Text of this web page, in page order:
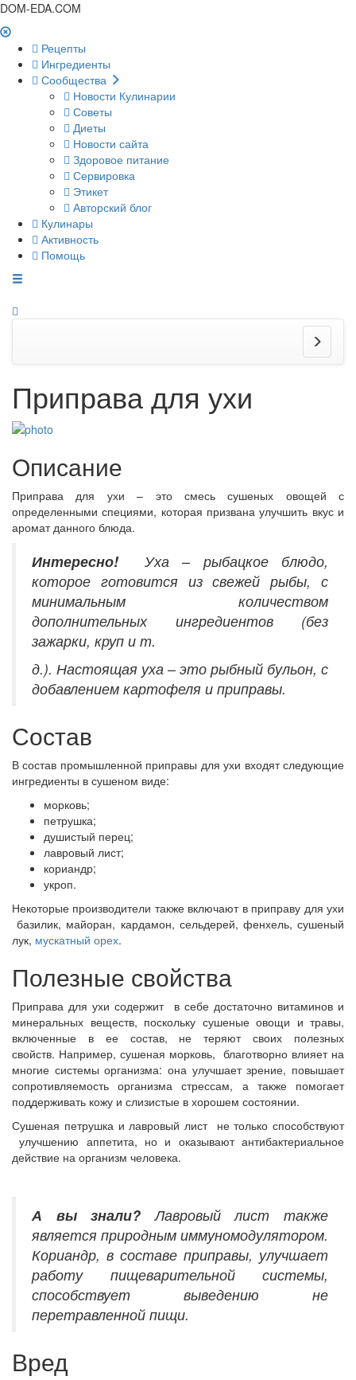
DOM-EDA.COM
Рецепты
Ингредиенты
Сообщества
Новости Кулинарии
Советы
Диеты
Новости сайта
Здоровое питание
Сервировка
Этикет
Авторский блог
Кулинары
Активность
Помощь
Приправа для ухи
Описание
Приправа для ухи – это смесь сушеных овощей с
определенными специями, которая призвана улучшить вкус и
аромат данного блюда.
Интересно!Уха – рыбацкое блюдо,
которое готовится из свежей рыбы, с
минимальным количеством
дополнительных ингредиентов (без
зажарки, круп и т.
д.). Настоящая уха – это рыбный бульон, с
добавлением картофеля и приправы.
Состав
В состав промышленной приправы для ухи входят следующие
ингредиенты в сушеном виде:
морковь;
петрушка;
душистый перец;
лавровый лист;
кориандр;
укроп.
Некоторые производители также включают в приправу для ухи
базилик, майоран, кардамон, сельдерей, фенхель, сушеный
лук, мускатный орех.
Полезные свойства
Приправа для ухи содержит в себе достаточно витаминов и
минеральных веществ, поскольку сушеные овощи и травы,
включенные в ее состав, не теряют своих полезных
свойств. Например, сушеная морковь, благотворно влияет на
многие системы организма: она улучшает зрение, повышает
сопротивляемость организма стрессам, а также помогает
поддерживать кожу и слизистые в хорошем состоянии.
Сушеная петрушка и лавровый лист не только способствуют
улучшению аппетита, но и оказывают антибактериальное
действие на организм человека.
А вы знали? Лавровый лист также
является природным иммуномодулятором.
Кориандр, в составе приправы, улучшает
работу пищеварительной системы,
способствует выведению не
перетравленной пищи.
Вред